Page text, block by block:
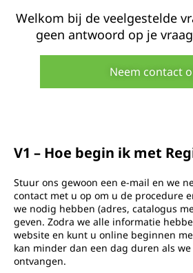
Welkom bij de veelgestelde
geen antwoord op je
Neem contact
V1 – Hoe begin ik met
Stuur ons gewoon een e-mail en we
contact met u op om u de procedure
we nodig hebben (adres, catalogus
geven. Zodra we alle informatie
website en kunt u online beginnen
kan minder dan een dag duren als
ontvangen.